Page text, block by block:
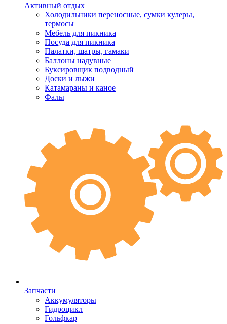
Активный отдых
Холодильники переносные, сумки кулеры,
термосы
Мебель для пикника
Посуда для пикника
Палатки, шатры, гамаки
Баллоны надувные
Буксировщик подводный
Доски и лыжи
Катамараны и каное
Фалы
Запчасти
Аккумуляторы
Гидроцикл
Гольфкар